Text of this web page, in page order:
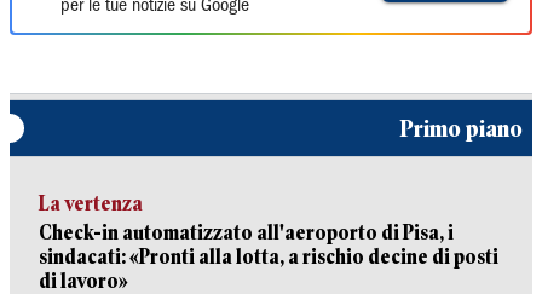
per le tue notizie su Google
Primo piano
La vertenza
Check-in automatizzato all'aeroporto di Pisa, i
sindacati: «Pronti alla lotta, a rischio decine di posti
di lavoro»